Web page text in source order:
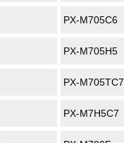
PX-M705C6
PX-M705H5
PX-M705TC7
PX-M7H5C7